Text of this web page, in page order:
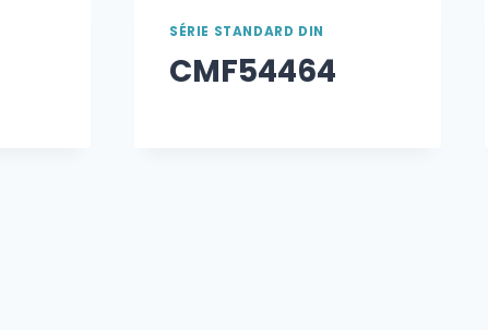
SÉRIE STANDARD DIN
CMF54464